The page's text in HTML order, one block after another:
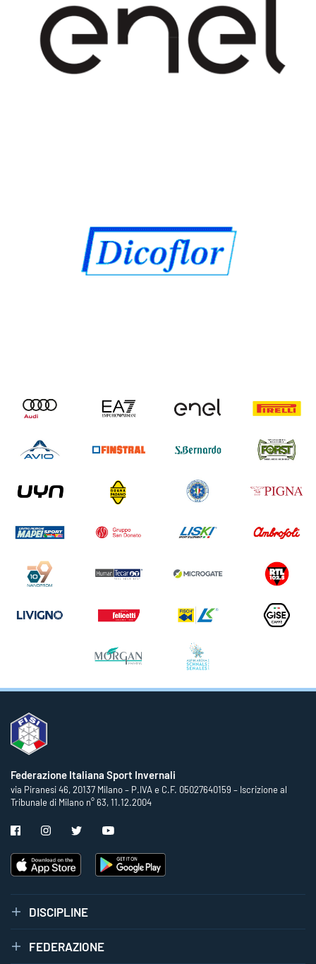
Federazione Italiana Sport Invernali
via Piranesi 46, 20137 Milano – P.IVA e C.F. 05027640159 – Iscrizione al
Tribunale di Milano n° 63, 11.12.2004
DISCIPLINE
FEDERAZIONE